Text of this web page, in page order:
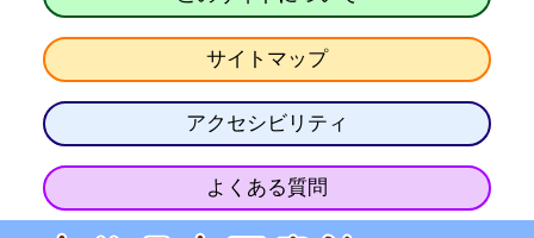
サイトマップ
アクセシビリティ
よくある質問